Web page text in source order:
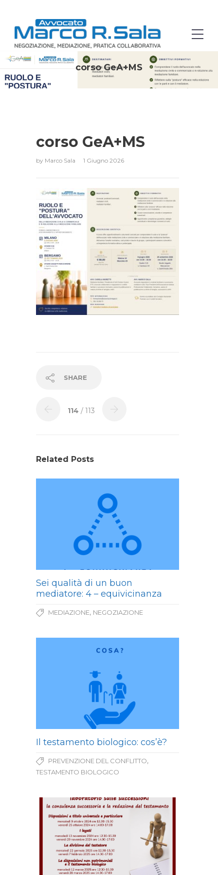
corso GeA+MS
corso GeA+MS
by Marco Sala 1 Giugno 2026
SHARE
114 / 113
Related Posts
Sei qualità di un buon
mediatore: 4 – equivicinanza
MEDIAZIONE, NEGOZIAZIONE
Il testamento biologico: cos’è?
PREVENZIONE DEL CONFLITTO,
TESTAMENTO BIOLOGICO